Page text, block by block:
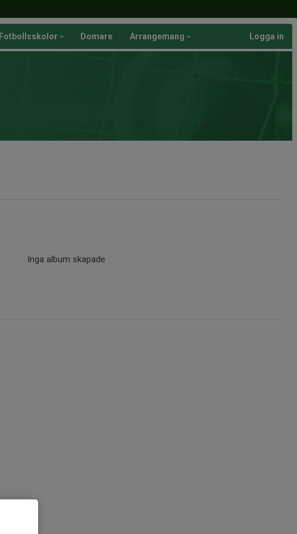
Fotbollsskolor Domare Arrangemang Logga in
Inga album skapade